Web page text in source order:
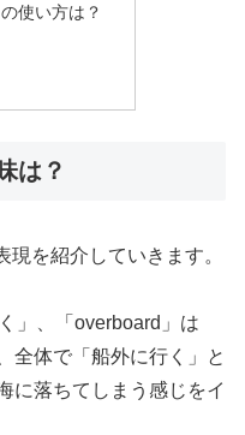
使い方は？
は？
を紹介していきます。
」、「overboard」は
全体で「船外に行く」と
に落ちてしまう感じをイ